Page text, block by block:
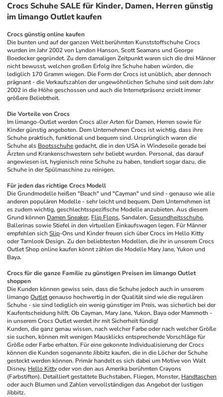
Crocs Schuhe SALE für Kinder, Damen, Herren günstig
im limango Outlet kaufen
Crocs günstig online kaufen
Die bunten und auf der ganzen Welt berühmten Kunststoffschuhe Crocs
wurden im Jahr 2002 von Lyndon Hanson, Scott Seamans und George
Boedecker gegründet. Zu dem damaligen Zeitpunkt waren sich die drei Männer
nicht bewusst, welchen großen Erfolg ihre Schuhe haben würden, die
lediglich 170 Gramm wiegen. Die Form der Crocs ist unüblich, aber dennoch
prägnant - die Verkaufszahlen der ungewöhnlichen Schuhe sind seit dem Jahr
2002 in die Höhe geschossen und auch die Internetpräsenz erzielt immer
größere Beliebtheit.
Die Vorteile von Crocs
Im limango-Outlet werden Crocs aller Arten für Damen, Herren sowie für
Kinder günstig angeboten. Dem Unternehmen Crocs ist wichtig, dass ihre
Schuhe praktisch, funktional und bequem sind. Ursprünglich waren die
Schuhe als Bootsschuhe gedacht, die in den USA in Windeseile gerade bei
Ärzten und Krankenschwestern sehr beliebt wurden. Personal, das darauf
angewiesen ist, hygienisch reine Schuhe zu haben, tendiert sogar dazu, die
Schuhe in der Spülmaschine zu reinigen.
Für jeden das richtige Crocs Modell
Die Grundmodelle heißen "Beach" und "Cayman" und sind - genauso wie alle
anderen populären Modelle - sehr leicht und bequem. Dem Unternehmen ist
es zudem wichtig, geschlechtsspezifische Modelle anzubieten. Aus diesem
Grund können Damen Sneaker, Flip Flops, Sandalen, Gesundheitsschuhe,
Ballerinas sowie Stiefel in den virtuellen Einkaufswagen legen. Für Männer
empfehlen sich Slip-Ons und Kinder freuen sich über Crocs im Hello Kitty
oder Tarnlook Design. Zu den beliebtesten Modellen, die ihr in unserem Crocs
Outlet Shop online kaufen könnt zählen die Modelle Mary Jane, Yukon und
Baya.
Crocs für die ganze Familie zu günstigen Preisen im limango Outlet
shoppen
Die Kunden können gewiss sein, dass die Schuhe jedoch auch in unserem
limango Outlet genauso hochwertig in der Qualität sind wie die regulären
Schuhe - sie sind lediglich ein wenig günstiger im Preis, was sicherlich bei der
Kaufentscheidung hilft. Ob Cayman, Mary Jane, Yukon, Baya oder Mammoth -
in unserem Crocs Outlet werdet ihr mit Sicherheit fündig!
Kunden, die ganz genau wissen, nach welcher Farbe oder nach welcher Größe
sie suchen, können mit wenigen Mausklicks entsprechende Vorschläge für
Größe oder Farbe erhalten. Für eine gekonnte Individualisierung der Crocs
können die Kunden sogenannte Jibbitz kaufen, die in die Löcher der Schuhe
gesteckt werden können. Primär handelt es sich dabei um Motive von Walt
Disney, Hello Kitty oder von den aus Amerika berühmten Crayons
(Farbstiften). Detailliert gestaltete Buchstaben, Fliegen, Monster, Handtaschen
oder auch Blumen und Zahlen vervollständigen das Angebot der lustigen
Jibbitz.